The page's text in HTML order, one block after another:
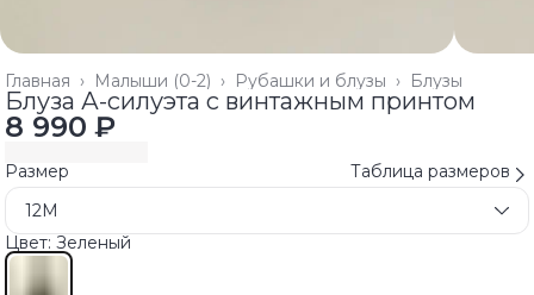
Блузы
Рубашки и блузы ›
Малыши (0-2) ›
Главная ›
Блуза А-силуэта с винтажным принтом
8 990 ₽
Размер
Таблица размеров
12M
Цвет: Зеленый